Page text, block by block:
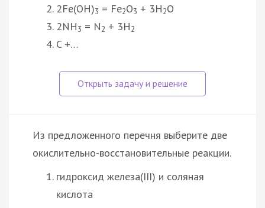
2Fe(OH)3 = Fe2O3 + 3H2O
2NH3 = N2 + 3H2
C +…
Из предложенного перечня выберите две
окислительно-восстановительные реакции.
гидроксид железа(III) и соляная
кислота